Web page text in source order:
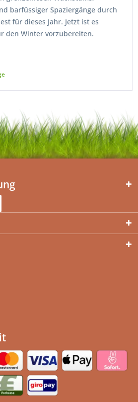
barfüssiger Spaziergänge durch
für dieses Jahr. Jetzt ist es
den Winter vorzubereiten.